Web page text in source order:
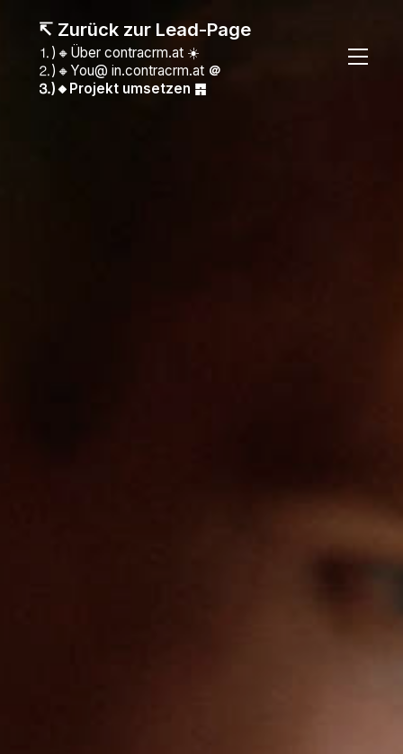
↸ Zurück zur Lead-Page
⒈)🔸Über contracrm.at ☀️
⒉)🔸You@ in.contracrm.at ＠
⒊)🔸Projekt umsetzen ䷴